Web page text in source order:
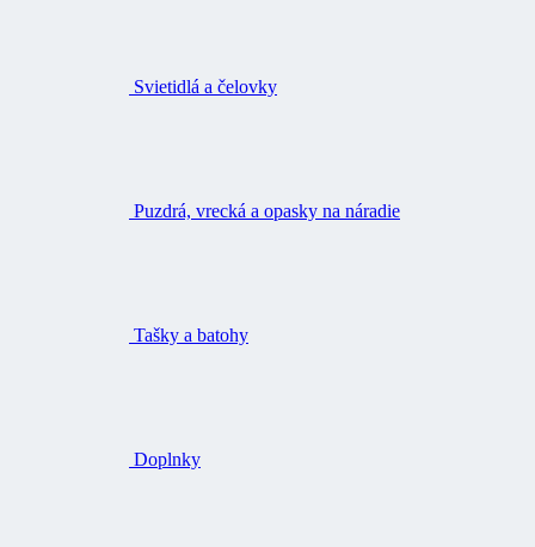
Svietidlá a čelovky
Puzdrá, vrecká a opasky na náradie
Tašky a batohy
Doplnky